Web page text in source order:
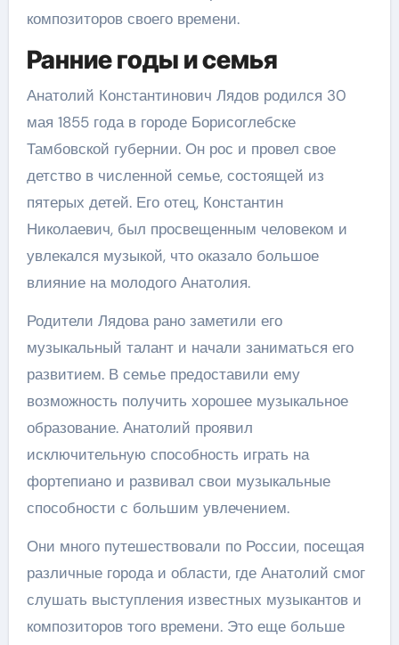
композиторов своего времени.
Ранние годы и семья
Анатолий Константинович Лядов родился 30
мая 1855 года в городе Борисоглебске
Тамбовской губернии. Он рос и провел свое
детство в численной семье, состоящей из
пятерых детей. Его отец, Константин
Николаевич, был просвещенным человеком и
увлекался музыкой, что оказало большое
влияние на молодого Анатолия.
Родители Лядова рано заметили его
музыкальный талант и начали заниматься его
развитием. В семье предоставили ему
возможность получить хорошее музыкальное
образование. Анатолий проявил
исключительную способность играть на
фортепиано и развивал свои музыкальные
способности с большим увлечением.
Они много путешествовали по России, посещая
различные города и области, где Анатолий смог
слушать выступления известных музыкантов и
композиторов того времени. Это еще больше